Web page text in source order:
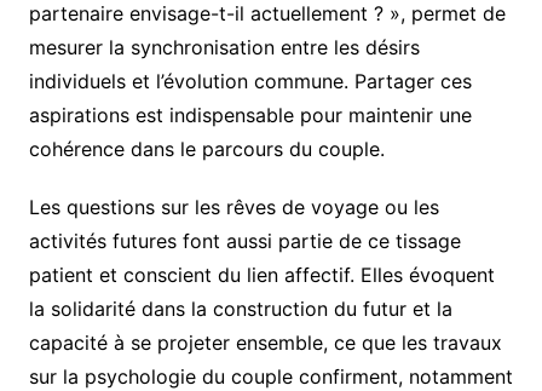
partenaire envisage-t-il actuellement ? », permet de
mesurer la synchronisation entre les désirs
individuels et l’évolution commune. Partager ces
aspirations est indispensable pour maintenir une
cohérence dans le parcours du couple.
Les questions sur les rêves de voyage ou les
activités futures font aussi partie de ce tissage
patient et conscient du lien affectif. Elles évoquent
la solidarité dans la construction du futur et la
capacité à se projeter ensemble, ce que les travaux
sur la psychologie du couple confirment, notamment